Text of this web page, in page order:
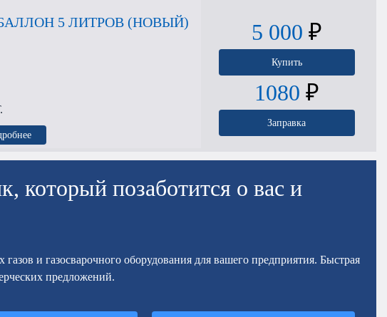
5 ЛИТРОВ (НОВЫЙ) 5 000 ₽
Купить
1080 ₽
Заправка
который позаботится о вас и
газов и газосварочного оборудования для вашего предприятия. Быстрая
предложений.